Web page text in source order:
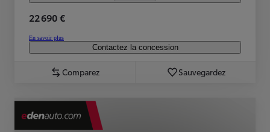
22 690 €
En savoir plus
Contactez la concession
Comparez Sauvegardez